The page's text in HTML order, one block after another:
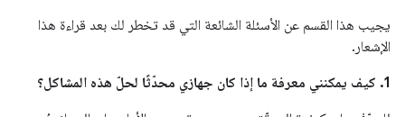
يجيب هذا القسم عن الأسئلة الشائعة التي قد تخطر لك بعد قراءة هذا
الإشعار.
1. كيف يمكنني معرفة ما إذا كان جهازي محدّثًا لحلّ هذه المشاكل؟